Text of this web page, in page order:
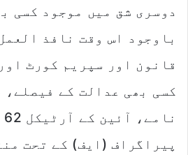
دوسری شق میں موجود کسی
باوجود اس وقت نافذ
قانون اور سپریم کورٹ
کسی بھی عدالت کے فیصلے،
پیراگراف (ایف) کے تحت